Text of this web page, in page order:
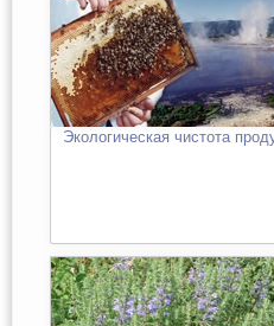
Экологическая чистота